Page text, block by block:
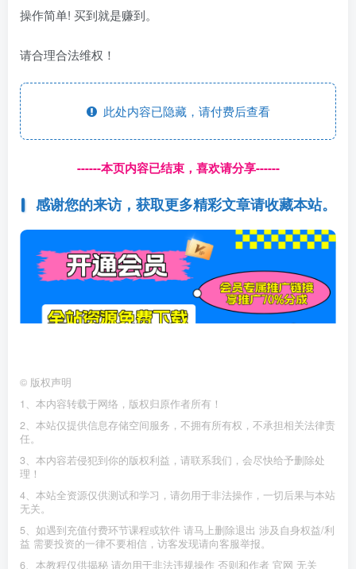
操作简单! 买到就是赚到。
请合理合法维权！
此处内容已隐藏，请付费后查看
------本页内容已结束，喜欢请分享------
感谢您的来访，获取更多精彩文章请收藏本站。
© 版权声明
1、本内容转载于网络，版权归原作者所有！
2、本站仅提供信息存储空间服务，不拥有所有权，不承担相关法律责
任。
3、本内容若侵犯到你的版权利益，请联系我们，会尽快给予删除处
理！
4、本站全资源仅供测试和学习，请勿用于非法操作，一切后果与本站
无关。
5、如遇到充值付费环节课程或软件 请马上删除退出 涉及自身权益/利
益 需要投资的一律不要相信，访客发现请向客服举报。
6、本教程仅供揭秘 请勿用于非法违规操作 否则和作者 官网 无关